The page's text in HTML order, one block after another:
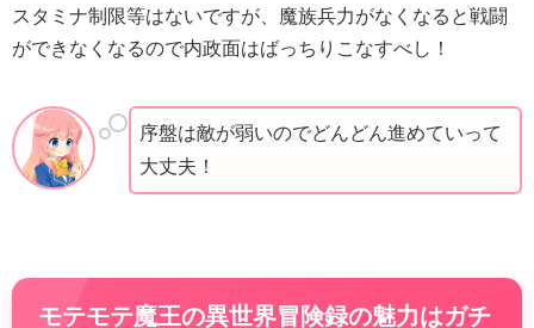
スタミナ制限等はないですが、魔族兵力がなくなると戦闘
ができなくなるので内政面はばっちりこなすべし！
序盤は敵が弱いのでどんどん進めていって
大丈夫！
モテモテ魔王の異世界冒険録の魅力はガチ